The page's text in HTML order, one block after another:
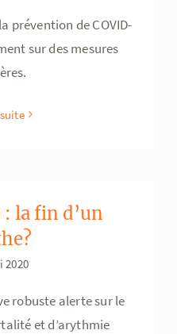
prévention de COVID-
sur des mesures
la fin d’un
2020
robuste alerte sur le
et d’arythmie